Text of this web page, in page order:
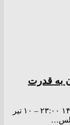
به قدرت
به گزارش کاوک نیوز ۲۳:۰۰ – ۱۰ تير ۱۴۰۳ ۲۳:۰۰ – ۱۰ تير